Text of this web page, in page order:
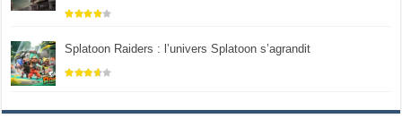
Splatoon Raiders : l’univers Splatoon s’agrandit